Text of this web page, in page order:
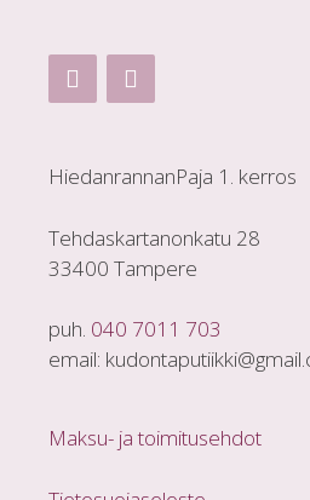
HiedanrannanPaja 1. kerros
Tehdaskartanonkatu 28
33400 Tampere
puh. 040 7011 703
email:
Maksu- ja toimitusehdot